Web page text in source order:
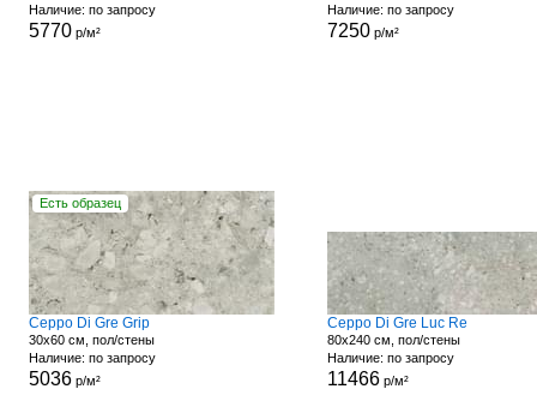
Наличие: по запросу
5770р/м²
Наличие: по запросу
7250р/м²
Есть образец
Ceppo Di Gre Grip
30x60 см, пол/стены
Наличие: по запросу
5036р/м²
Ceppo Di Gre Luc Re
80x240 см, пол/стены
Наличие: по запросу
11466р/м²